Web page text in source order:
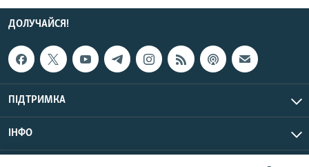
ДОЛУЧАЙСЯ!
ПІДТРИМКА
ІНФО